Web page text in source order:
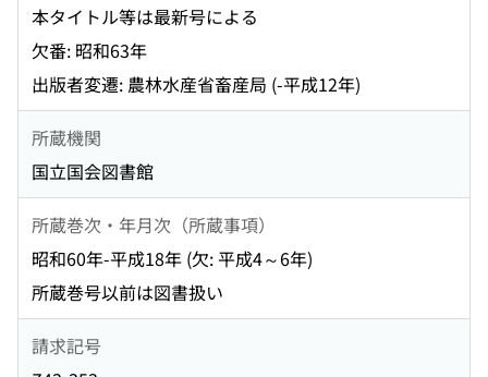
本タイトル等は最新号による
欠番: 昭和63年
出版者変遷: 農林水産省畜産局 (-平成12年)
所蔵機関
国立国会図書館
所蔵巻次・年月次（所蔵事項）
昭和60年-平成18年 (欠: 平成4～6年)
所蔵巻号以前は図書扱い
請求記号